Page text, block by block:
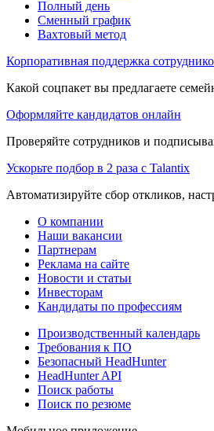
Полный день
Сменный график
Вахтовый метод
Корпоративная поддержка
Какой соцпакет вы предлагаете
Оформляйте кандидатов онлайн
Проверяйте сотрудников и
Ускорьте подбор в 2 раза с Talantix
Автоматизируйте сбор откликов,
О компании
Наши вакансии
Партнерам
Реклама на сайте
Новости и статьи
Инвесторам
Кандидаты по профессиям
Производственный календарь
Требования к ПО
Безопасный HeadHunter
HeadHunter API
Поиск работы
Поиск по резюме